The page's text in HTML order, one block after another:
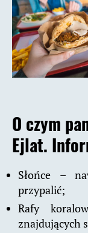
O czym
Ejlat.
Słońce –
przypalić;
Rafy
znajdujących